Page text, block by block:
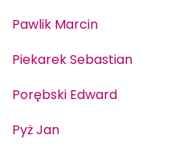
Pawlik Marcin
Piekarek Sebastian
Porębski Edward
Pyż Jan